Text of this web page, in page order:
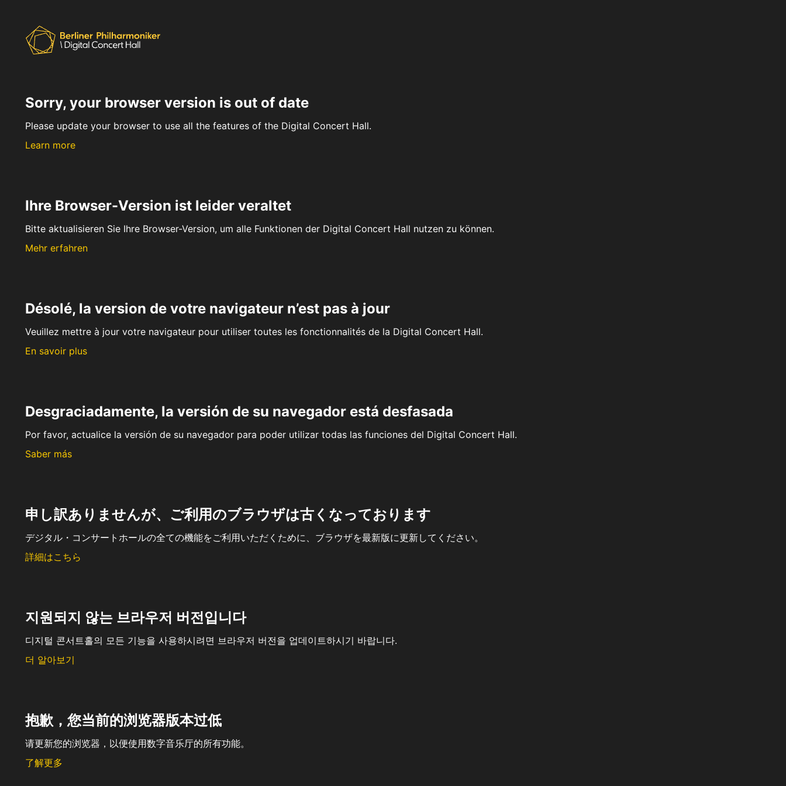
Sorry, your browser version is out of date
Please update your browser to use all the features of the Digital Concert Hall.
Learn more
Ihre Browser-Version ist leider veraltet
Bitte aktualisieren Sie Ihre Browser-Version, um alle Funktionen der Digital Concert Hall nutzen zu können.
Mehr erfahren
Désolé, la version de votre navigateur n’est pas à jour
Veuillez mettre à jour votre navigateur pour utiliser toutes les fonctionnalités de la Digital Concert Hall.
En savoir plus
Desgraciadamente, la versión de su navegador está desfasada
Por favor, actualice la versión de su navegador para poder utilizar todas las funciones del Digital Concert Hall.
Saber más
申し訳ありませんが、ご利用のブラウザは古くなっております
デジタル・コンサートホールの全ての機能をご利用いただくために、ブラウザを最新版に更新してください。
詳細はこちら
지원되지 않는 브라우저 버전입니다
디지털 콘서트홀의 모든 기능을 사용하시려면 브라우저 버전을 업데이트하시기 바랍니다.
더 알아보기
抱歉，您当前的浏览器版本过低
请更新您的浏览器，以便使用数字音乐厅的所有功能。
了解更多